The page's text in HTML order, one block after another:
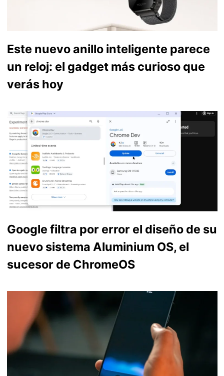
Este nuevo anillo inteligente parece
un reloj: el gadget más curioso que
verás hoy
Google filtra por error el diseño de su
nuevo sistema Aluminium OS, el
sucesor de ChromeOS